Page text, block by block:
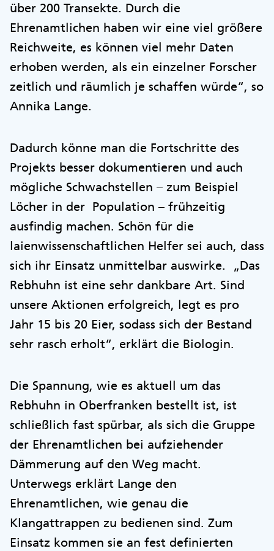
über 200 Transekte. Durch die
Ehrenamtlichen haben wir eine viel größere
Reichweite, es können viel mehr Daten
erhoben werden, als ein einzelner Forscher
zeitlich und räumlich je schaffen würde“, so
Annika Lange.
Dadurch könne man die Fortschritte des
Projekts besser dokumentieren und auch
mögliche Schwachstellen – zum Beispiel
Löcher in der Population – frühzeitig
ausfindig machen. Schön für die
laienwissenschaftlichen Helfer sei auch, dass
sich ihr Einsatz unmittelbar auswirke. „Das
Rebhuhn ist eine sehr dankbare Art. Sind
unsere Aktionen erfolgreich, legt es pro
Jahr 15 bis 20 Eier, sodass sich der Bestand
sehr rasch erholt“, erklärt die Biologin.
Die Spannung, wie es aktuell um das
Rebhuhn in Oberfranken bestellt ist, ist
schließlich fast spürbar, als sich die Gruppe
der Ehrenamtlichen bei aufziehender
Dämmerung auf den Weg macht.
Unterwegs erklärt Lange den
Ehrenamtlichen, wie genau die
Klangattrappen zu bedienen sind. Zum
Einsatz kommen sie an fest definierten